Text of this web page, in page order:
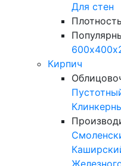
Для стен
Плотность
Кирпич